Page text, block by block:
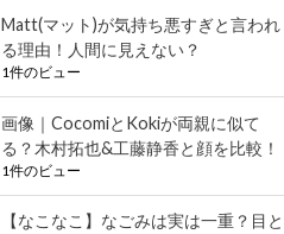
Matt(マット)が気持ち悪すぎと言われ
る理由！人間に見えない？
1件のビュー
画像｜CocomiとKokiが両親に似て
る？木村拓也&工藤静香と顔を比較！
1件のビュー
【なこなこ】なごみは実は一重？目と